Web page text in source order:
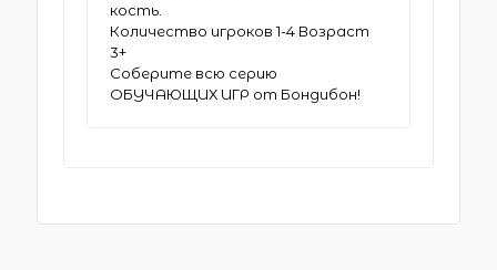
кость.
Количество игроков 1-4 Возраст
3+
Соберите всю серию
ОБУЧАЮЩИХ ИГР от Бондибон!